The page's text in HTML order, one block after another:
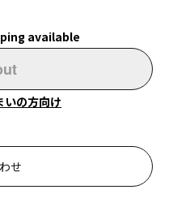
available
いの方向け
せ